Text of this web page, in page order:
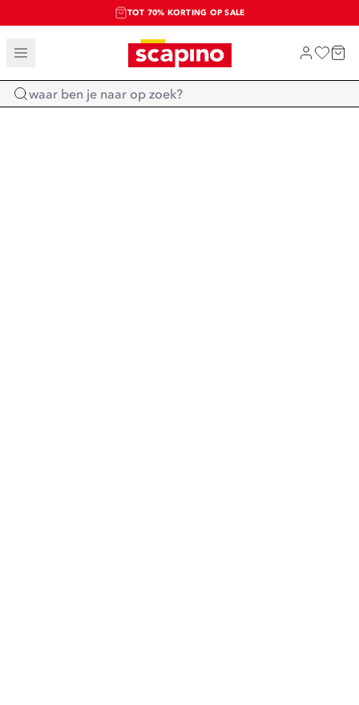
TOT 70% KORTING OP SALE
SALE: LAATSTE KANS!
SHOP NIEUW
Home